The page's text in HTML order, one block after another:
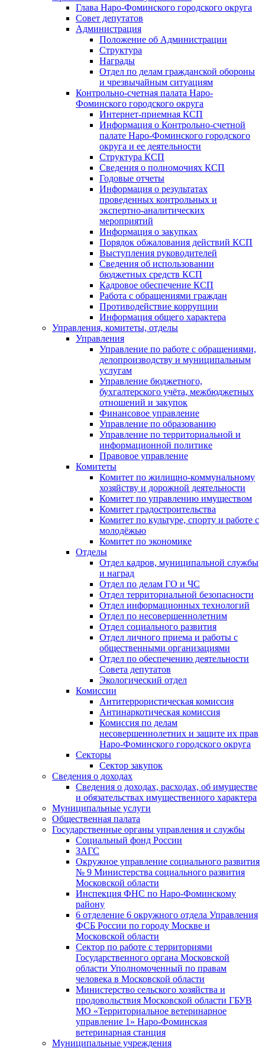
Глава Наро-Фоминского городского округа
Совет депутатов
Администрация
Положение об Администрации
Структура
Награды
Отдел по делам гражданской обороны
и чрезвычайным ситуациям
Контрольно-счетная палата Наро-
Фоминского городского округа
Интернет-приемная КСП
Информация о Контрольно-счетной
палате Наро-Фоминского городского
округа и ее деятельности
Структура КСП
Сведения о полномочиях КСП
Годовые отчеты
Информация о результатах
проведенных контрольных и
экспертно-аналитических
мероприятий
Информация о закупках
Порядок обжалования действий КСП
Выступления руководителей
Сведения об использовании
бюджетных средств КСП
Кадровое обеспечение КСП
Работа с обращениями граждан
Противодействие коррупции
Информация общего характера
Управления, комитеты, отделы
Управления
Управление по работе с обращениями,
делопроизводству и муниципальным
услугам
Управление бюджетного,
бухгалтерского учёта, межбюджетных
отношений и закупок
Финансовое управление
Управление по образованию
Управление по территориальной и
информационной политике
Правовое управление
Комитеты
Комитет по жилищно-коммунальному
хозяйству и дорожной деятельности
Комитет по управлению имуществом
Комитет градостроительства
Комитет по культуре, спорту и работе с
молодёжью
Комитет по экономике
Отделы
Отдел кадров, муниципальной службы
и наград
Отдел по делам ГО и ЧС
Отдел территориальной безопасности
Отдел информационных технологий
Отдел по несовершеннолетним
Отдел социального развития
Отдел личного приема и работы с
общественными организациями
Отдел по обеспечению деятельности
Совета депутатов
Экологический отдел
Комиссии
Антитеррористическая комиссия
Антинаркотическая комиссия
Комиссия по делам
несовершеннолетних и защите их прав
Наро-Фоминского городского округа
Секторы
Сектор закупок
Сведения о доходах
Сведения о доходах, расходах, об имуществе
и обязательствах имущественного характера
Муниципальные услуги
Общественная палата
Государственные органы управления и службы
Социальный фонд России
ЗАГC
Окружное управление социального развития
№ 9 Министерства социального развития
Московской области
Инспекция ФНС по Наро-Фоминскому
району
6 отделение 6 окружного отдела Управления
ФСБ России по городу Москве и
Московской области
Сектор по работе с территориями
Государственного органа Московской
области Уполномоченный по правам
человека в Московской области
Министерство сельского хозяйства и
продовольствия Московской области ГБУВ
МО «Территориальное ветеринарное
управление 1» Наро-Фоминская
ветеринарная станция
Муниципальные учреждения